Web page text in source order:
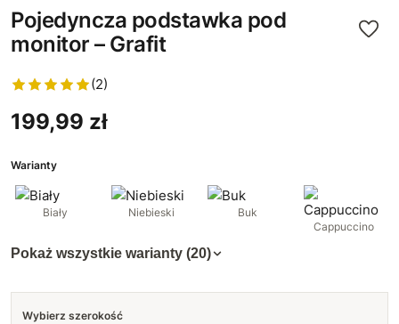
Pojedyncza podstawka pod
monitor – Grafit
(2)
199,99 zł
Warianty
Biały Niebieski
Buk
Cappuccino
Pokaż wszystkie warianty (20)
Wybierz szerokość